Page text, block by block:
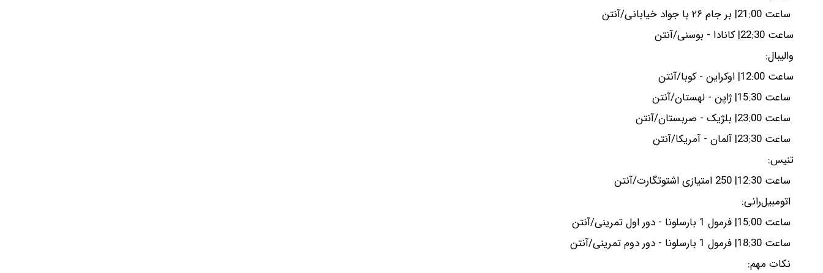
ساعت 21:00| بر جام ۲۶ با جواد خیابانی/آنتن
ساعت 22:30| کانادا - بوسنی/آنتن
والیبال:
ساعت 12:00| اوکراین - کوبا/آنتن
ساعت 15:30| ژاپن - لهستان/آنتن
ساعت 23:00| بلژیک - صربستان/آنتن
ساعت 23:30| آلمان - آمریکا/آنتن
تنیس:
ساعت 12:30| 250 امتیازی اشتوتگارت/آنتن
اتومبیل‌رانی:
ساعت 15:00| فرمول 1 بارسلونا - دور اول تمرینی/آنتن
ساعت 18:30| فرمول 1 بارسلونا - دور دوم تمرینی/آنتن
نکات مهم: